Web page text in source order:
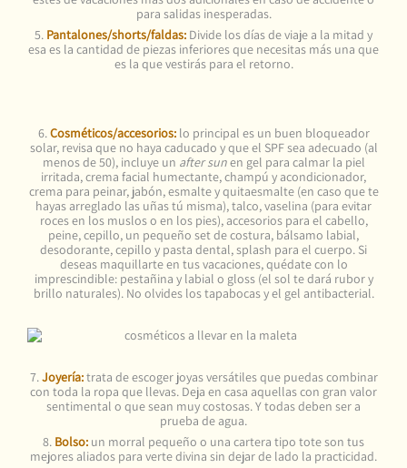
para salidas inesperadas.
5. Pantalones/shorts/faldas: Divide los días de viaje a la mitad y
esa es la cantidad de piezas inferiores que necesitas más una que
es la que vestirás para el retorno.
6.Cosméticos/accesorios:lo principal es un buen bloqueador
solar, revisa que no haya caducado y que el SPF sea adecuado (al
menos de 50), incluye un after sunen gel para calmar la piel
irritada, crema facial humectante, champú y acondicionador,
crema para peinar, jabón, esmalte y quitaesmalte (en caso que te
hayas arreglado las uñas tú misma), talco, vaselina (para evitar
roces en los muslos o en los pies), accesorios para el cabello,
peine, cepillo, un pequeño set de costura, bálsamo labial,
desodorante, cepillo y pasta dental, splash para el cuerpo. Si
deseas maquillarte en tus vacaciones, quédate con lo
imprescindible: pestañina y labial o gloss (el sol te dará rubor y
brillo naturales). No olvides los tapabocas y el gel antibacterial.
7.Joyería:trata de escoger joyas versátiles que puedas combinar
con toda la ropa que llevas. Deja en casa aquellas con gran valor
sentimental o que sean muy costosas. Y todas deben ser a
prueba de agua.
8. Bolso: un morral pequeño o una cartera tipo tote son tus
mejores aliados para verte divina sin dejar de lado la practicidad.